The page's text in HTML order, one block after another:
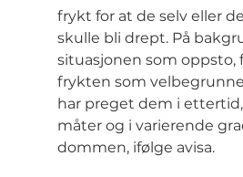
frykt for at de selv eller
skulle bli drept. På
situasjonen som oppsto,
frykten som
har preget dem i
måter og i varierende
dommen, ifølge avisa.